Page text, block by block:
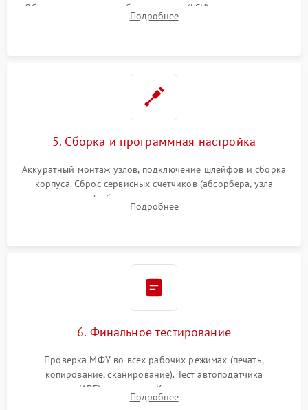
Обязательная очистка блока лазера (LSU), зеркал и тракта
печати от просыпанного тонера и бумажной пыли.
Подробнее
5. Сборка и программная настройка
Аккуратный монтаж узлов, подключение шлейфов и сборка
корпуса. Сброс сервисных счетчиков (абсорбера, узла
закрепления), обновление прошивки и программная
калибровка цветопередачи и позиционирования сканера.
Подробнее
6. Финальное тестирование
Проверка МФУ во всех рабочих режимах (печать,
копирование, сканирование). Тест автоподатчика
документов (ADF) и дуплекса. Контроль качества отпечатка
на отсутствие серого фона, полос и надежность запекания
Подробнее